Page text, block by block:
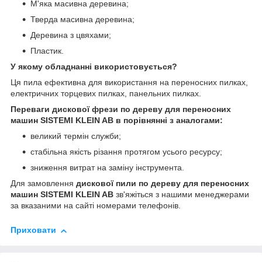
М'яка масивна деревина;
Тверда масивна деревина;
Деревина з цвяхами;
Пластик.
У якому обладнанні використовується?
Ця пила ефективна для використання на переносних пилках,
електричних торцевих пилках, панельних пилках.
Переваги дискової фрези по дереву для переносних
машин SISTEMI KLEIN AB в порівнянні з аналогами:
великий термін служби;
стабільна якість різання протягом усього ресурсу;
зниження витрат на заміну інструмента.
Для замовлення дискової пили по дереву для переносних
машин SISTEMI KLEIN AB зв'яжіться з нашими менеджерами
за вказаними на сайті номерами телефонів.
Приховати